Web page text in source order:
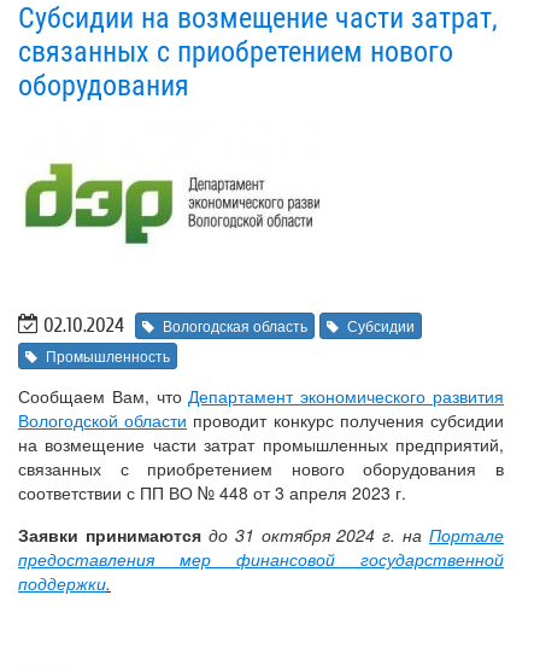
Субсидии на возмещение части затрат,
связанных с приобретением нового
оборудования
02.10.2024 Вологодская область
Субсидии
Промышленность
Сообщаем Вам, что Департамент экономического развития
Вологодской области проводит конкурс получения субсидии
на возмещение части затрат промышленных предприятий,
связанных с приобретением нового оборудования в
соответствии с ПП ВО № 448 от 3 апреля 2023 г.
Заявки принимаютсядо 31 октября 2024 г. на Портале
предоставления мер финансовой государственной
поддержки.